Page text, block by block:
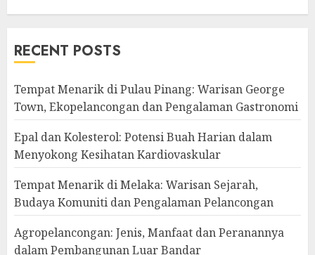
RECENT POSTS
Tempat Menarik di Pulau Pinang: Warisan George
Town, Ekopelancongan dan Pengalaman Gastronomi
Epal dan Kolesterol: Potensi Buah Harian dalam
Menyokong Kesihatan Kardiovaskular
Tempat Menarik di Melaka: Warisan Sejarah,
Budaya Komuniti dan Pengalaman Pelancongan
Agropelancongan: Jenis, Manfaat dan Peranannya
dalam Pembangunan Luar Bandar